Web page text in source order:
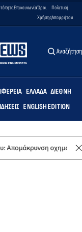
ΕπικοινωνίαΌροι
Χρήσης
Πολιτική
Απορρήτου
Αναζήτηση
ΕΛΛΆΔΑ ΔΙΕΘΝΉ
ENGLISH EDITION
οχημάτων